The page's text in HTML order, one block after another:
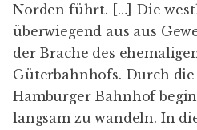
Norden führt. […] Die
überwiegend aus aus
der Brache des
Güterbahnhofs. Durch
Hamburger Bahnhof
langsam zu wandeln. In